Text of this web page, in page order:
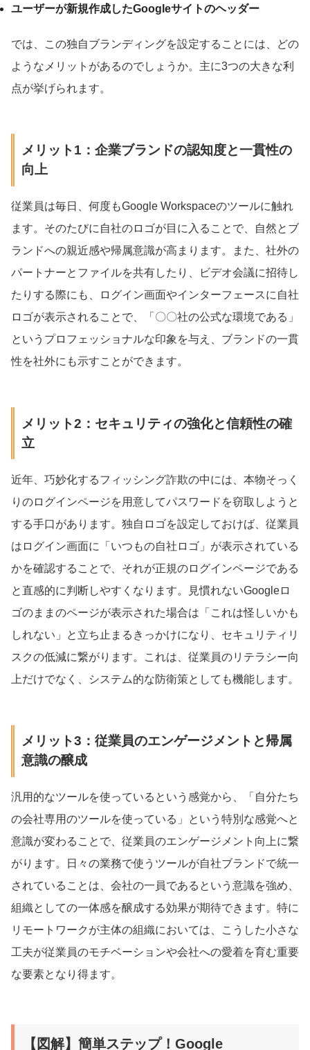
ユーザーが新規作成したGoogleサイトのヘッダー
では、この独自ブランディングを設定することには、どの
ようなメリットがあるのでしょうか。主に3つの大きな利
点が挙げられます。
メリット1：企業ブランドの認知度と一貫性の
向上
従業員は毎日、何度もGoogle Workspaceのツールに触れ
ます。そのたびに自社のロゴが目に入ることで、自然とブ
ランドへの親近感や帰属意識が高まります。また、社外の
パートナーとファイルを共有したり、ビデオ会議に招待し
たりする際にも、ログイン画面やインターフェースに自社
ロゴが表示されることで、「〇〇社の公式な環境である」
というプロフェッショナルな印象を与え、ブランドの一貫
性を社外にも示すことができます。
メリット2：セキュリティの強化と信頼性の確
立
近年、巧妙化するフィッシング詐欺の中には、本物そっく
りのログインページを用意してパスワードを窃取しようと
する手口があります。独自ロゴを設定しておけば、従業員
はログイン画面に「いつもの自社ロゴ」が表示されている
かを確認することで、それが正規のログインページである
と直感的に判断しやすくなります。見慣れないGoogleロ
ゴのままのページが表示された場合は「これは怪しいかも
しれない」と立ち止まるきっかけになり、セキュリティリ
スクの低減に繋がります。これは、従業員のリテラシー向
上だけでなく、システム的な防衛策としても機能します。
メリット3：従業員のエンゲージメントと帰属
意識の醸成
汎用的なツールを使っているという感覚から、「自分たち
の会社専用のツールを使っている」という特別な感覚へと
意識が変わることで、従業員のエンゲージメント向上に繋
がります。日々の業務で使うツールが自社ブランドで統一
されていることは、会社の一員であるという意識を強め、
組織としての一体感を醸成する効果が期待できます。特に
リモートワークが主体の組織においては、こうした小さな
工夫が従業員のモチベーションや会社への愛着を育む重要
な要素となり得ます。
【図解】簡単ステップ！Google